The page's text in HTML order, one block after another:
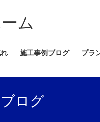
ム
施工事例ブログ プラ
ログ